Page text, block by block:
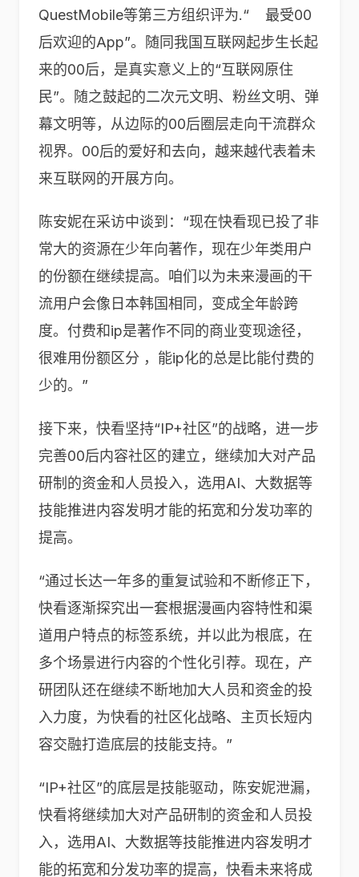
QuestMobile等第三方组织评为.“
最受00
后欢迎的App”。随同我国互联网起步生长起
来的00后，是真实意义上的“互联网原住
民”。随之鼓起的二次元文明、粉丝文明、弹
幕文明等，从边际的00后圈层走向干流群众
视界。00后的爱好和去向，越来越代表着未
来互联网的开展方向。
陈安妮在采访中谈到：“现在快看现已投了非
常大的资源在少年向著作，现在少年类用户
的份额在继续提高。咱们以为未来漫画的干
流用户会像日本韩国相同，变成全年龄跨
度。付费和ip是著作不同的商业变现途径，
很难用份额区分 ，能ip化的总是比能付费的
少的。”
接下来，快看坚持“IP+社区”的战略，进一步
完善00后内容社区的建立，继续加大对产品
研制的资金和人员投入，选用AI、大数据等
技能推进内容发明才能的拓宽和分发功率的
提高。
“通过长达一年多的重复试验和不断修正下，
快看逐渐探究出一套根据漫画内容特性和渠
道用户特点的标签系统，并以此为根底，在
多个场景进行内容的个性化引荐。现在，产
研团队还在继续不断地加大人员和资金的投
入力度，为快看的社区化战略、主页长短内
容交融打造底层的技能支持。”
“IP+社区”的底层是技能驱动，陈安妮泄漏，
快看将继续加大对产品研制的资金和人员投
入，选用AI、大数据等技能推进内容发明才
能的拓宽和分发功率的提高，快看未来将成